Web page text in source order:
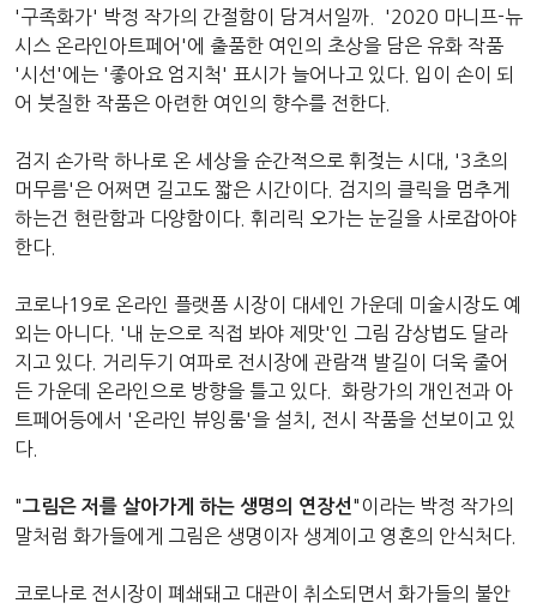
'구족화가' 박정 작가의 간절함이 담겨서일까. '2020 마니프-뉴
시스 온라인아트페어'에 출품한 여인의 초상을 담은 유화 작품
'시선'에는 '좋아요 엄지척' 표시가 늘어나고 있다. 입이 손이 되
어 붓질한 작품은 아련한 여인의 향수를 전한다.
검지 손가락 하나로 온 세상을 순간적으로 휘젖는 시대, '3초의
머무름'은 어쩌면 길고도 짧은 시간이다. 검지의 클릭을 멈추게
하는건 현란함과 다양함이다. 휘리릭 오가는 눈길을 사로잡아야
한다.
코로나19로 온라인 플랫폼 시장이 대세인 가운데 미술시장도 예
외는 아니다. '내 눈으로 직접 봐야 제맛'인 그림 감상법도 달라
지고 있다. 거리두기 여파로 전시장에 관람객 발길이 더욱 줄어
든 가운데 온라인으로 방향을 틀고 있다. 화랑가의 개인전과 아
트페어등에서 '온라인 뷰잉룸'을 설치, 전시 작품을 선보이고 있
다.
"그림은 저를 살아가게 하는 생명의 연장선 "이라는 박정 작가의
말처럼 화가들에게 그림은 생명이자 생계이고 영혼의 안식처다.
코로나로 전시장이 폐쇄돼고 대관이 취소되면서 화가들의 불안